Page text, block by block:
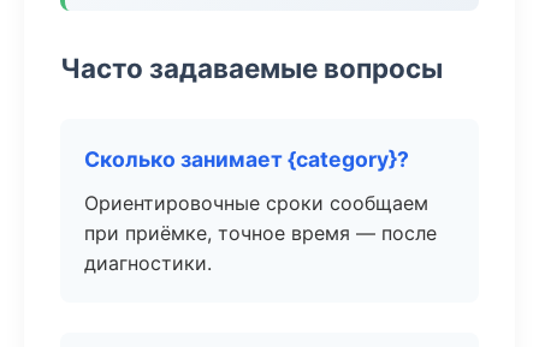
Часто задаваемые вопросы
Сколько занимает {category}?
Ориентировочные сроки сообщаем
при приёмке, точное время — после
диагностики.